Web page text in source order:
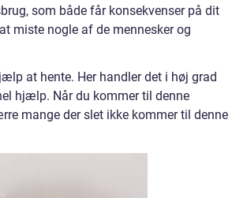
som både får konsekvenser på dit
miste nogle af de mennesker og
at hente. Her handler det i høj grad
hjælp. Når du kommer til denne
mange der slet ikke kommer til denne